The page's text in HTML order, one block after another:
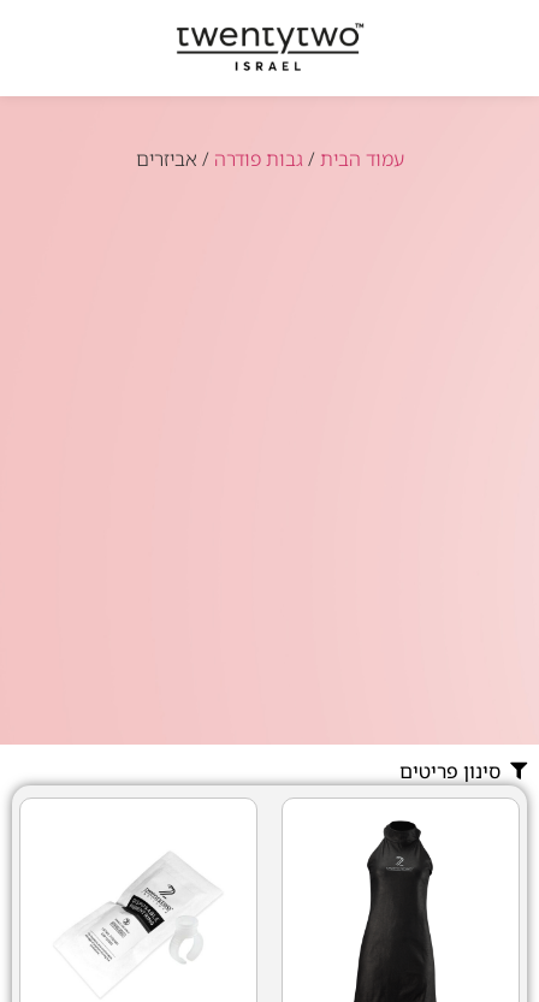
עמוד הבית/גבות פודרה / אביזרים
סינון פריטים